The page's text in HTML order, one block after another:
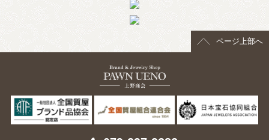
ページ上部へ